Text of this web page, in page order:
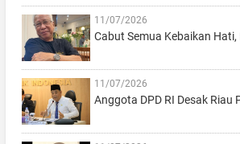
11/07/2026
Cabut Semua Kebaikan Hati,
11/07/2026
Anggota DPD RI Desak Riau